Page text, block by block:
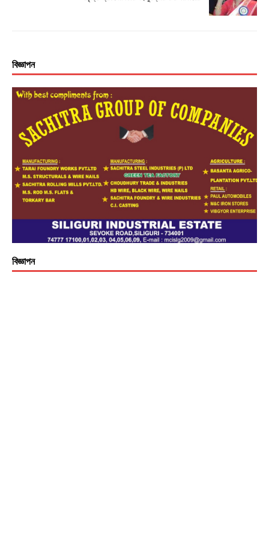
বিজ্ঞাপন
বিজ্ঞাপন